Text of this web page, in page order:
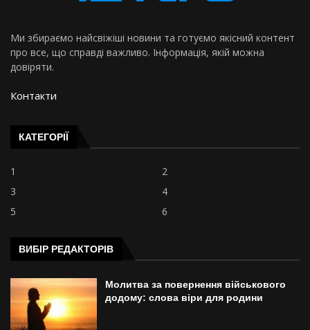
Ми збираємо найсвіжіші новини та готуємо якісний контент
про все, що справді важливо. Інформація, якій можна
довіряти.
Контакти
КАТЕГОРІЇ
1
2
3
4
5
6
ВИБІР РЕДАКТОРІВ
Молитва за повернення військового
додому: слова віри для родини